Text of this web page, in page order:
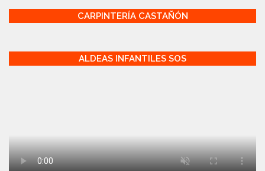
CARPINTERÍA CASTAÑÓN
ALDEAS INFANTILES SOS